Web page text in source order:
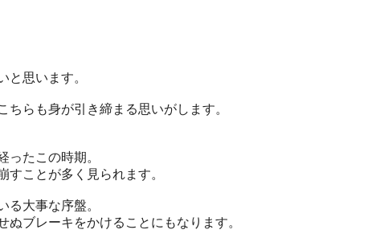
と思います。
らも身が引き締まる思いがします。
ったこの時期。
ことが多く見られます。
る大事な序盤。
ブレーキをかけることにもなります。